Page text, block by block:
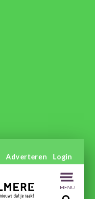
Adverteren Login
MENU